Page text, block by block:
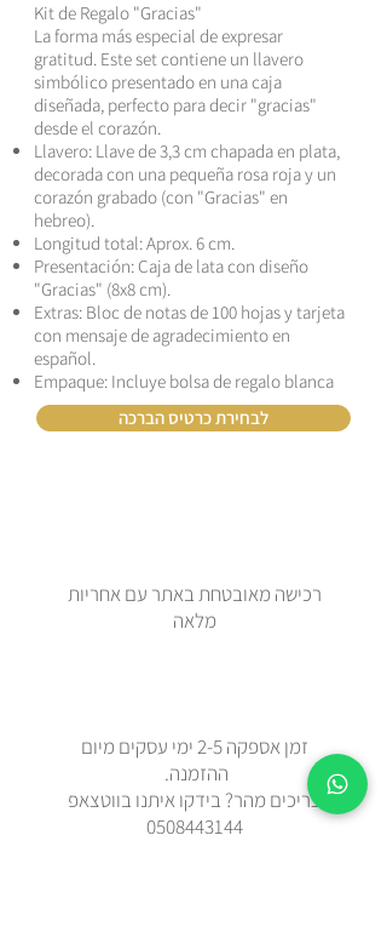
Kit de Regalo "Gracias"
La forma más especial de expresar
gratitud. Este set contiene un llavero
simbólico presentado en una caja
diseñada, perfecto para decir "gracias"
desde el corazón.
Llavero: Llave de 3,3 cm chapada en plata,
decorada con una pequeña rosa roja y un
corazón grabado (con "Gracias" en
hebreo).
Longitud total: Aprox. 6 cm.
Presentación: Caja de lata con diseño
"Gracias" (8x8 cm).
Extras: Bloc de notas de 100 hojas y tarjeta
con mensaje de agradecimiento en
español.
Empaque: Incluye bolsa de regalo blanca
לבחירת כרטיס הברכה
רכישה מאובטחת באתר עם אחריות
מלאה
זמן אספקה 2-5 ימי עסקים מיום
ההזמנה.
צריכים מהר? בידקו איתנו בווטצאפ
0508443144